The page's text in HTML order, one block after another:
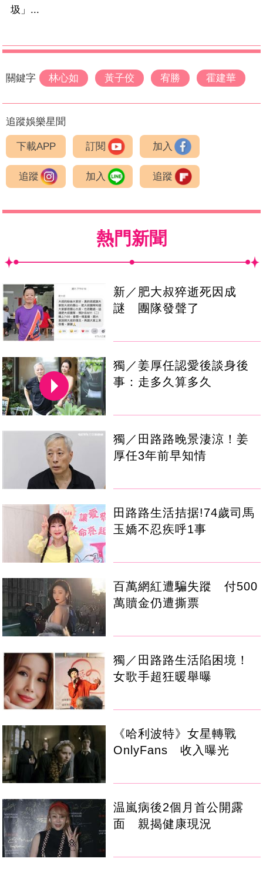
圾」...
關鍵字 林心如 黃子佼 宥勝 霍建華
追蹤娛樂星聞
下載APP 訂閱 加入
追蹤 加入 追蹤
熱門新聞
新／肥大叔猝逝死因成
謎 團隊發聲了
獨／姜厚任認愛後談身後
事：走多久算多久
獨／田路路晚景淒涼！姜
厚任3年前早知情
田路路生活拮据!74歲司馬
玉嬌不忍疾呼1事
百萬網紅遭騙失蹤 付500
萬贖金仍遭撕票
獨／田路路生活陷困境！
女歌手超狂暖舉曝
《哈利波特》女星轉戰
OnlyFans 收入曝光
温嵐病後2個月首公開露
面 親揭健康現況